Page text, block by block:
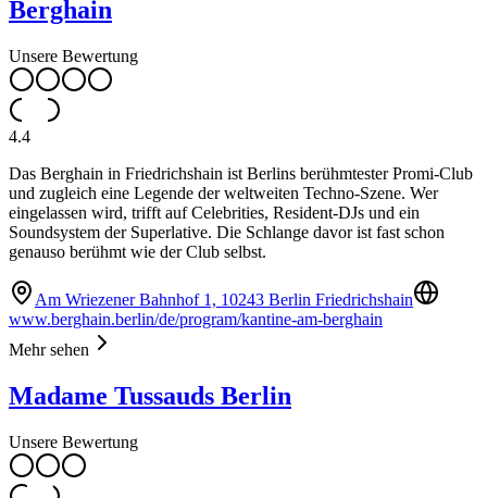
Berghain
Unsere Bewertung
4.4
Das Berghain in Friedrichshain ist Berlins berühmtester Promi-Club
und zugleich eine Legende der weltweiten Techno-Szene. Wer
eingelassen wird, trifft auf Celebrities, Resident-DJs und ein
Soundsystem der Superlative. Die Schlange davor ist fast schon
genauso berühmt wie der Club selbst.
Am Wriezener Bahnhof 1, 10243 Berlin Friedrichshain
www.berghain.berlin/de/program/kantine-am-berghain
Mehr sehen
Madame Tussauds Berlin
Unsere Bewertung